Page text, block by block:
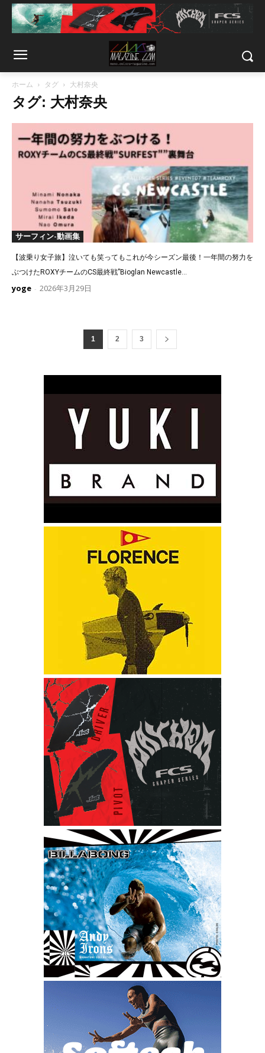
ホーム タグ 大村奈央
タグ: 大村奈央
サーフィン-動画集
【波乗り女子旅】泣いても笑ってもこれが今シーズン最後！一年間の努力を
ぶつけたROXYチームのCS最終戦”Bioglan Newcastle...
yoge - 2026年3月29日
1 2 3